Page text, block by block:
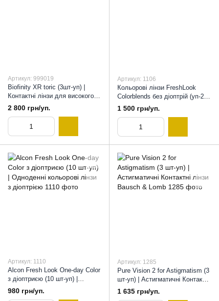
Артикул: 999019
Biofinity XR toric (3шт-уп) |
Контактні лінзи для високого
астигматизму, 8,7
2 800 грн/уп.
Артикул: 1106
Кольорові лінзи FreshLook
Colorblends без діоптрій (уп-2
шт), Оберіть колір, 8,6
1 500 грн/уп.
Артикул: 1110
Alcon Fresh Look One-day Color
з діоптриєю (10 шт-уп) |
Одноденні кольорові лінзи з
діоптрією, 8,6
980 грн/уп.
Артикул: 1285
Pure Vision 2 for Astigmatism (3
шт-уп) | Астигматичні Контактні
лінзи Bausch & Lomb , 8,9
1 635 грн/уп.